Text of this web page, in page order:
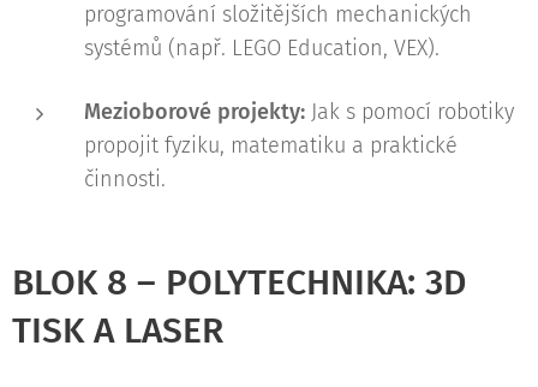
programování složitějších mechanických
systémů (např. LEGO Education, VEX).
Mezioborové projekty: Jak s pomocí robotiky
propojit fyziku, matematiku a praktické
činnosti.
BLOK 8 – POLYTECHNIKA: 3D
TISK A LASER